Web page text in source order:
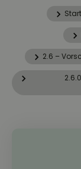
2.6 –